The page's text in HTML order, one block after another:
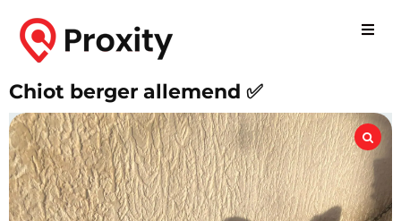
Chiot berger allemend ✅